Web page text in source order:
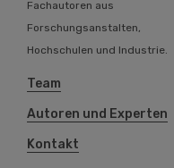
Fachautoren aus
Forschungsanstalten,
Hochschulen und Industrie.
Team
Autoren und Experten
Kontakt